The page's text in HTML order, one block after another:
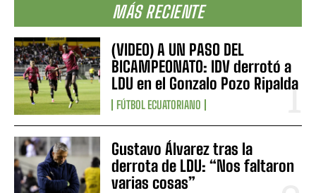
MÁS RECIENTE
(VIDEO) A UN PASO DEL
BICAMPEONATO: IDV derrotó a
LDU en el Gonzalo Pozo Ripalda
FÚTBOL ECUATORIANO
Gustavo Álvarez tras la
derrota de LDU: “Nos faltaron
varias cosas”